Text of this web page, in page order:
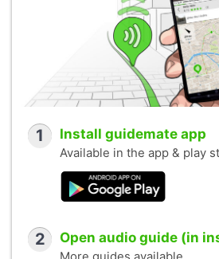
1 Install guidemate app
Available in the app & play
2 Open audio guide (in